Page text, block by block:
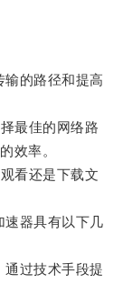
的路径和提高
最佳的网络路
效率。
看还是下载文
器具有以下几
过技术手段提